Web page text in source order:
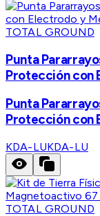
TOTAL GROUND
Punta
Protección con
Punta
Protección con
KDA-LUKDA-LU
TOTAL GROUND